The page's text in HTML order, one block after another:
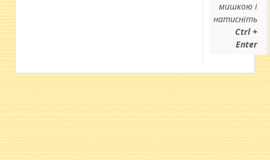
мишкою і
натисніть
Ctrl +
Enter